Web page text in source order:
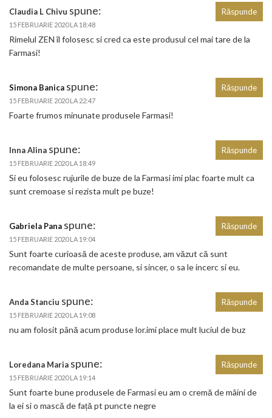
Claudia L Chivu spune:
15 FEBRUARIE 2020 LA 18:48
Rimelul ZEN îl folosesc si cred ca este produsul cel mai tare de la
Farmasi!
Răspunde
Simona Banica spune:
15 FEBRUARIE 2020 LA 22:47
Foarte frumos minunate produsele Farmasi!
Răspunde
Inna Alina spune:
15 FEBRUARIE 2020 LA 18:49
Si eu folosesc rujurile de buze de la Farmasi imi plac foarte mult ca
sunt cremoase si rezista mult pe buze!
Răspunde
Gabriela Pana spune:
15 FEBRUARIE 2020 LA 19:04
Sunt foarte curioasă de aceste produse, am văzut că sunt
recomandate de multe persoane, si sincer, o sa le incerc si eu.
Răspunde
Anda Stanciu spune:
15 FEBRUARIE 2020 LA 19:08
nu am folosit până acum produse lor.imi place mult luciul de buz
Răspunde
Loredana Maria spune:
15 FEBRUARIE 2020 LA 19:14
Sunt foarte bune produsele de Farmasi eu am o cremă de mâini de
la ei si o mască de față pt puncte negre
Răspunde